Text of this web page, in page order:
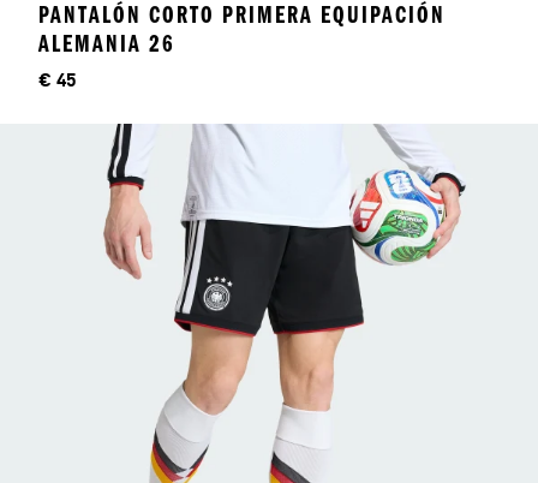
PANTALÓN CORTO PRIMERA EQUIPACIÓN
ALEMANIA 26
Precio
€ 45